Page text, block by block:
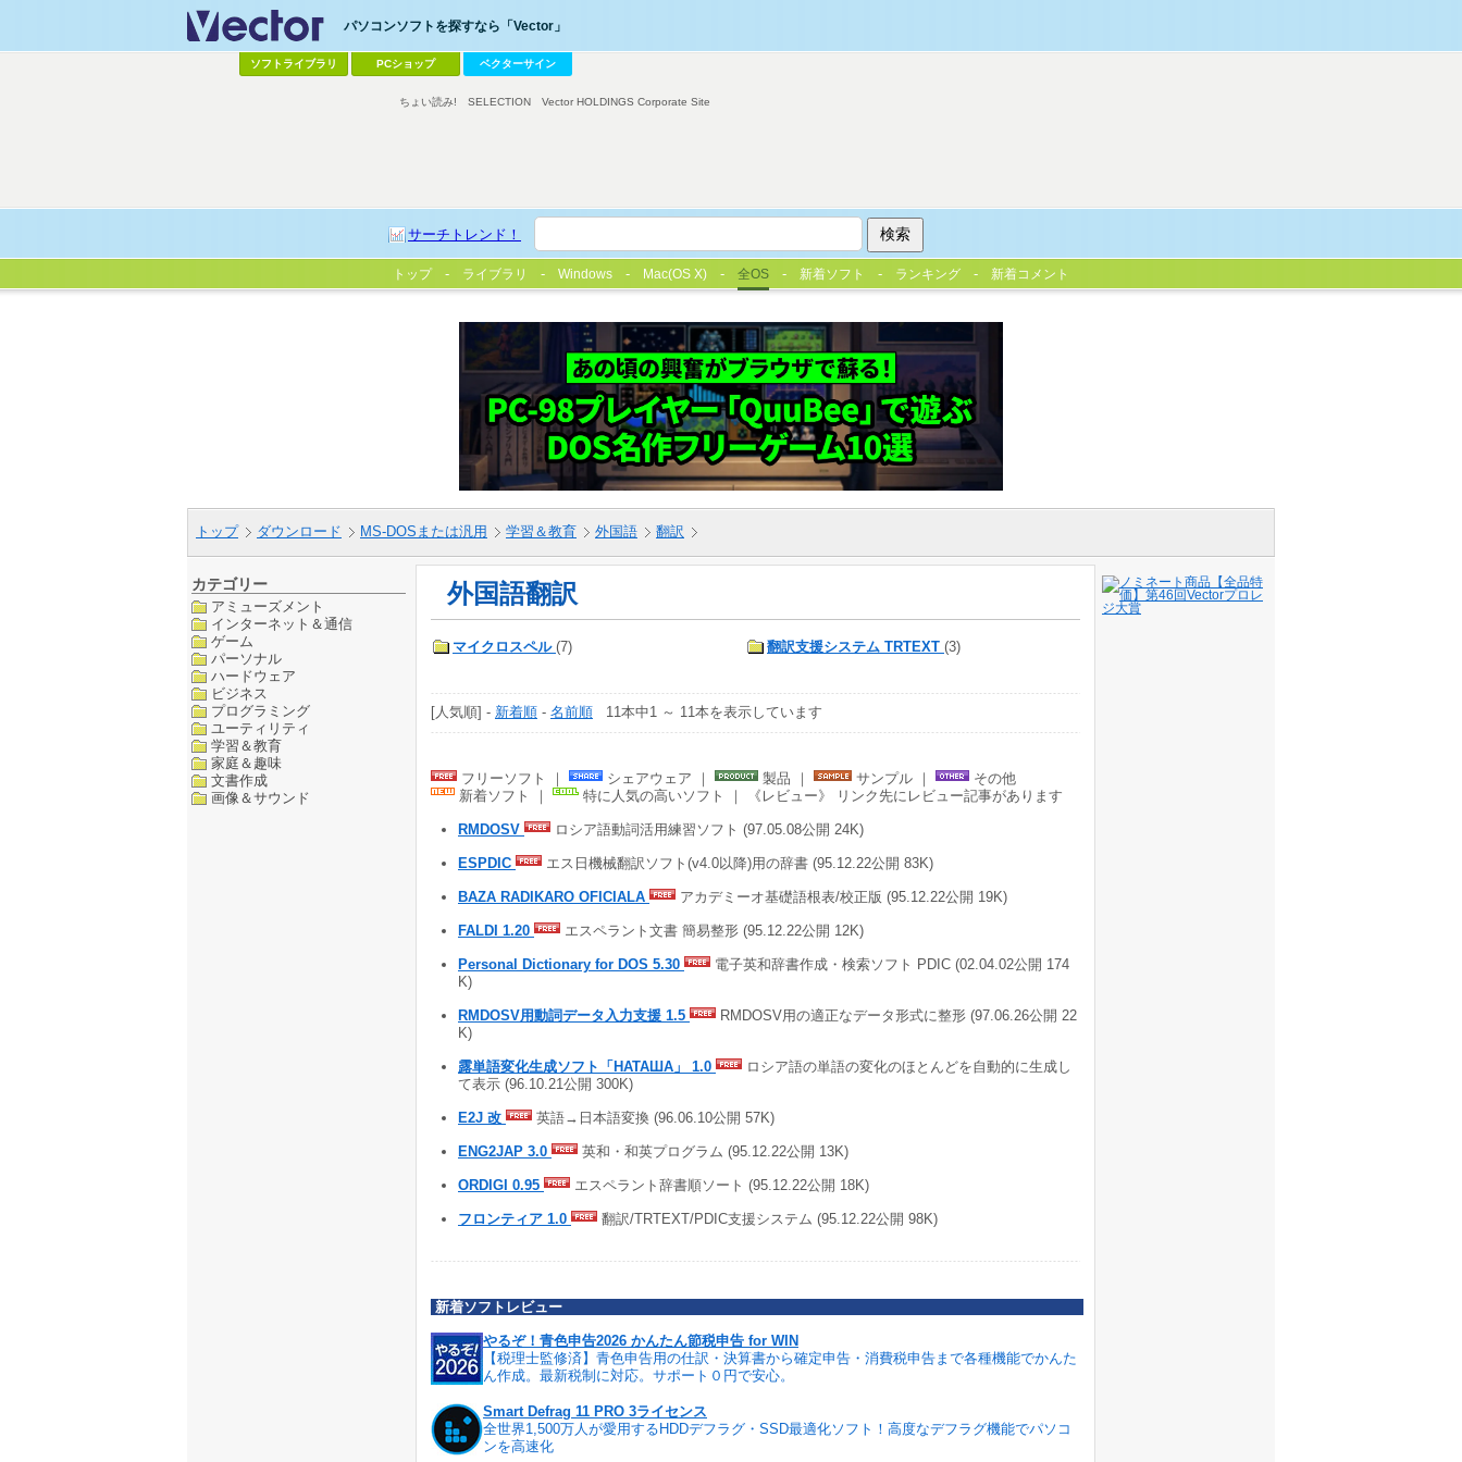
パソコンソフトを探すなら「Vector」
ソフトライブラリ PCショップ ベクターサイン
サーチトレンド！
ちょい読み! SELECTION Vector HOLDINGS Corporate Site
トップ ライブラリ Windows Mac(OS X) 全OS 新着ソフト ランキング 新着コメント
トップ ダウンロード MS-DOSまたは汎用 学習＆教育 外国語 翻訳
カテゴリー
アミューズメント
インターネット＆通信
ゲーム
パーソナル
ハードウェア
ビジネス
プログラミング
ユーティリティ
学習＆教育
家庭＆趣味
文書作成
画像＆サウンド
外国語翻訳
マイクロスペル (7) 翻訳支援システム TRTEXT (3)
[人気順] - 新着順 - 名前順 11本中1 ～ 11本を表示しています
フリーソフト ｜ シェアウェア ｜ 製品 ｜ サンプル ｜
その他
新着ソフト ｜
特に人気の高いソフト ｜ 《レビュー》 リンク先にレビュー記事があります
RMDOSV ロシア語動詞活用練習ソフト (97.05.08公開 24K)
ESPDIC エス日機械翻訳ソフト(v4.0以降)用の辞書 (95.12.22公開 83K)
BAZA RADIKARO OFICIALA アカデミーオ基礎語根表/校正版 (95.12.22公開 19K)
FALDI 1.20 エスペラント文書 簡易整形 (95.12.22公開 12K)
Personal Dictionary for DOS 5.30
電子英和辞書作成・検索ソフト PDIC (02.04.02公開 174
K)
RMDOSV用動詞データ入力支援 1.5
RMDOSV用の適正なデータ形式に整形 (97.06.26公開 22
K)
露単語変化生成ソフト「НАТАША」 1.0
ロシア語の単語の変化のほとんどを自動的に生成し
て表示 (96.10.21公開 300K)
E2J 改 英語→日本語変換 (96.06.10公開 57K)
ENG2JAP 3.0 英和・和英プログラム (95.12.22公開 13K)
ORDIGI 0.95 エスペラント辞書順ソート (95.12.22公開 18K)
フロンティア 1.0 翻訳/TRTEXT/PDIC支援システム (95.12.22公開 98K)
新着ソフトレビュー
やるぞ！青色申告2026 かんたん節税申告 for WIN
【税理士監修済】青色申告用の仕訳・決算書から確定申告・消費税申告まで各種機能でかんた
ん作成。最新税制に対応。サポート０円で安心。
Smart Defrag 11 PRO 3ライセンス
全世界1,500万人が愛用するHDDデフラグ・SSD最適化ソフト！高度なデフラグ機能でパソコ
ンを高速化